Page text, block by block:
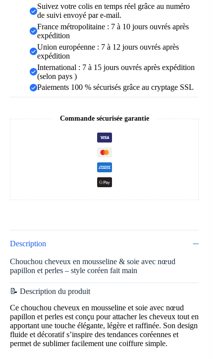
Suivez votre colis en temps réel grâce au numéro
de suivi envoyé par e-mail.
France métropolitaine : 7 à 10 jours ouvrés après
expédition
Union européenne : 7 à 12 jours ouvrés après
expédition
International : 7 à 15 jours ouvrés après expédition
(selon pays )
Paiements 100 % sécurisés grâce au cryptage SSL
Commande sécurisée garantie
Description
Chouchou cheveux en mousseline & soie avec nœud
papillon et perles – style coréen fait main
📝 Description du produit
Ce chouchou cheveux en mousseline et soie avec nœud
papillon et perles est conçu pour attacher les cheveux tout en
apportant une touche élégante, légère et raffinée. Son design
fluide et décoratif s’inspire des tendances coréennes et
permet de sublimer facilement une coiffure simple.